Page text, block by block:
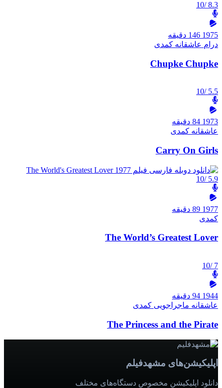
8.3
/10
1975 146 دقیقه
درام عاشقانه کمدی
Chupke Chupke
5.5
/10
1973 84 دقیقه
عاشقانه کمدی
Carry On Girls
5.9
/10
1977 89 دقیقه
کمدی
The World’s Greatest Lover
7
/10
1944 94 دقیقه
عاشقانه ماجراجویی کمدی
The Princess and the Pirate
اپلیکیشن‌های مشهدفیلم
دانلود اپلیکیشن مخصوص دستگاه‌های مختلف